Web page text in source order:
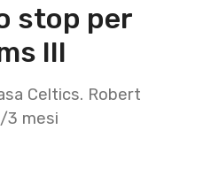
stop per
III
Celtics. Robert
3 mesi